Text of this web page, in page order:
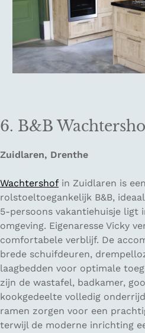
6. B&B
Zuidlaren, Drenthe
Wachtershof in Zuidlaren is
rolstoeltoegankelijk B&B,
5-persoons vakantiehuisje ligt
omgeving. Eigenaresse Vicky
comfortabele verblijf. De
brede schuifdeuren,
laagbedden voor optimale
zijn de wastafel, badkamer,
kookgedeelte volledig
ramen zorgen voor een
terwijl de moderne inrichting